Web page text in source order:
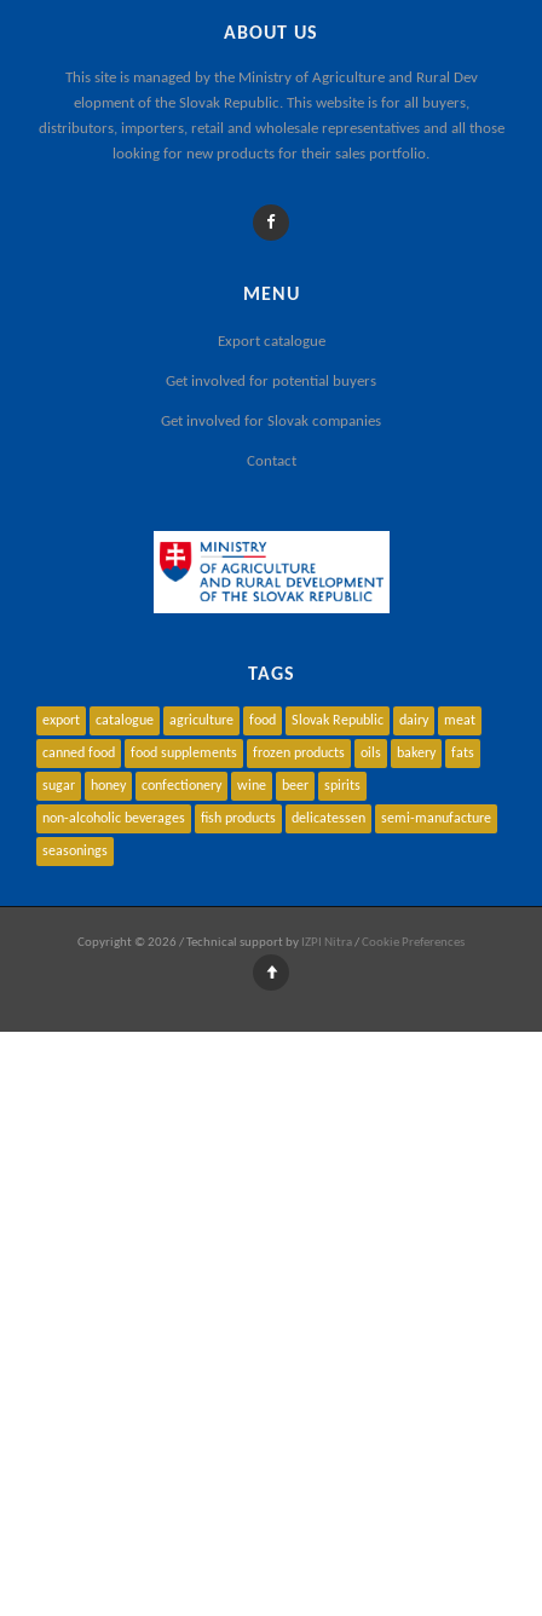
ABOUT US
This site is managed by the Ministry of Agriculture and Rural Dev
elopment of the Slovak Republic. This website is for all buyers,
distributors, importers, retail and wholesale representatives and all those
looking for new products for their sales portfolio.
MENU
Export catalogue
Get involved for potential buyers
Get involved for Slovak companies
Contact
TAGS
export catalogue agriculture food Slovak Republic dairy meat
canned food food supplements frozen products oils bakery fats
sugar honey confectionery wine beer spirits
non-alcoholic beverages fish products delicatessen semi-manufacture
seasonings
Copyright © 2026 / Technical support by IZPI Nitra/Cookie Preferences